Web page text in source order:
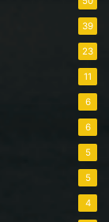
39
23
11
6
6
5
5
4